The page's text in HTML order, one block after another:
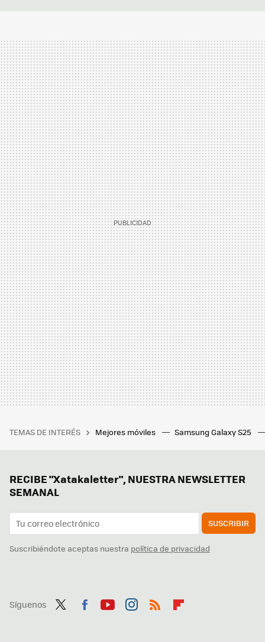
TEMAS DE INTERÉS Mejores móviles Samsung Galaxy S25
RECIBE "Xatakaletter", NUESTRA NEWSLETTER
SEMANAL
SUSCRIBIR
Suscribiéndote aceptas nuestra política de privacidad
Síguenos